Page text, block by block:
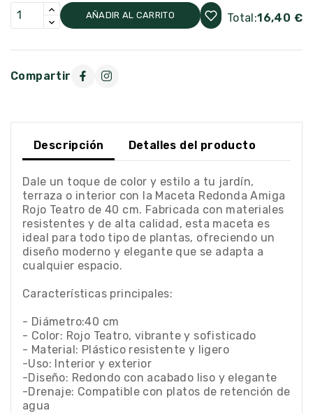
AÑADIR AL CARRITO Total:16,40 €
Compartir
Descripción Detalles del producto
Dale un toque de color y estilo a tu jardín,
terraza o interior con la Maceta Redonda Amiga
Rojo Teatro de 40 cm. Fabricada con materiales
resistentes y de alta calidad, esta maceta es
ideal para todo tipo de plantas, ofreciendo un
diseño moderno y elegante que se adapta a
cualquier espacio.
Características principales:
- Diámetro:40 cm
- Color: Rojo Teatro, vibrante y sofisticado
- Material: Plástico resistente y ligero
-Uso: Interior y exterior
-Diseño: Redondo con acabado liso y elegante
-Drenaje: Compatible con platos de retención de
agua